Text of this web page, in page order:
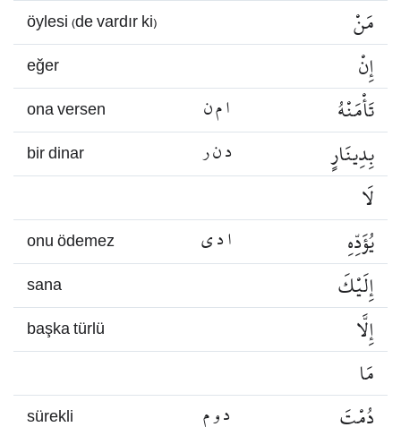
öylesi (de vardır ki) مَنْ
eğer إِنْ
ona versen ا م ن تَأْمَنْهُ
bir dinar د ن ر
بِدِينَارٍ
لَا
onu ödemez ا د ي يُؤَدِّهِ
sana إِلَيْكَ
başka türlü
إِلَّا
مَا
sürekli د و م دُمْتَ